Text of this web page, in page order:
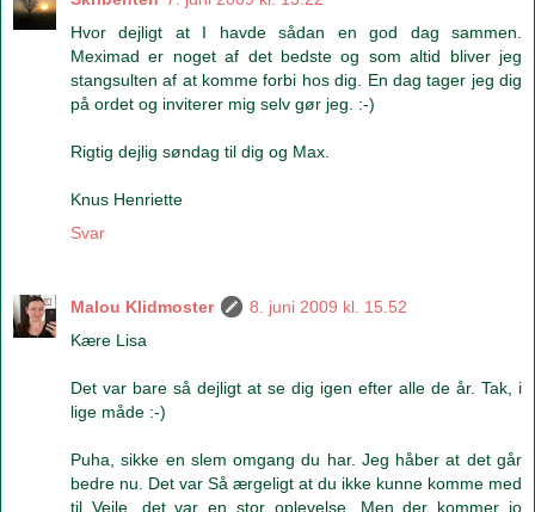
Hvor dejligt at I havde sådan en god dag sammen.
Meximad er noget af det bedste og som altid bliver jeg
stangsulten af at komme forbi hos dig. En dag tager jeg dig
på ordet og inviterer mig selv gør jeg. :-)
Rigtig dejlig søndag til dig og Max.
Knus Henriette
Svar
Malou Klidmoster
8. juni 2009 kl. 15.52
Kære Lisa
Det var bare så dejligt at se dig igen efter alle de år. Tak, i
lige måde :-)
Puha, sikke en slem omgang du har. Jeg håber at det går
bedre nu. Det var Så ærgeligt at du ikke kunne komme med
til Vejle, det var en stor oplevelse. Men der kommer jo